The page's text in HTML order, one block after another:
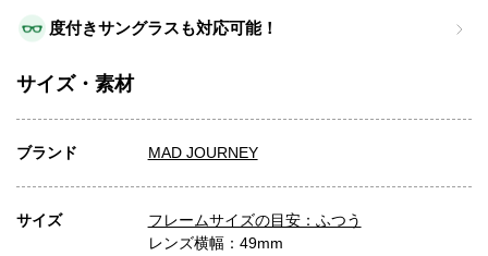
度付きサングラスも対応可能！
サイズ・素材
ブランド MAD JOURNEY
サイズ
フレームサイズの目安：ふつう
レンズ横幅：49mm